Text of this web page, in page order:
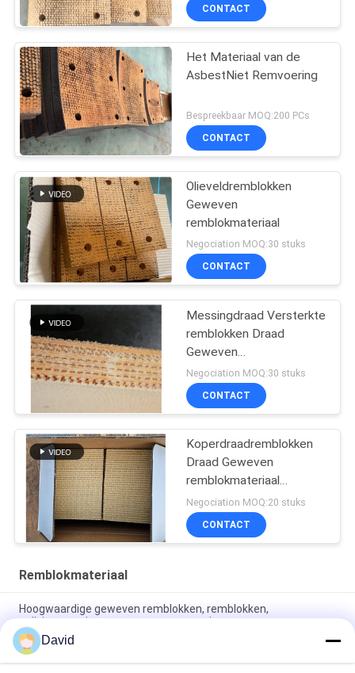
CONTACT
Het Materiaal van de
AsbestNiet Remvoering
Bespreekbaar MOQ:200 PCs
CONTACT
Olieveldremblokken
Geweven
remblokmateriaal
Negociation MOQ:30 stuks
CONTACT
Messingdraad Versterkte
remblokken Draad
Geweven
remblokmateriaal voor
olieput
Negociation MOQ:30 stuks
CONTACT
Koperdraadremblokken
Draad Geweven
remblokmateriaal
Messingdraad Versterkt
Negociation MOQ:20 stuks
CONTACT
Remblokmateriaal
Hoogwaardige geweven remblokken, remblokken,
wrijvingsvoeringen, geweven remvoering
Boringsmachines Hars wrijving remkussels Niet-asbest
geweven remmen blokmateriaal
David